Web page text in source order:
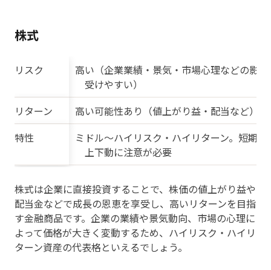
株式
リスク
高い（企業業績・景気・市場心理などの影
受けやすい）
リターン
高い可能性あり（値上がり益・配当など）
特性
ミドル〜ハイリスク・ハイリターン。短期的
上下動に注意が必要
株式は企業に直接投資することで、株価の値上がり益や
配当金などで成長の恩恵を享受し、高いリターンを目指
す金融商品です。企業の業績や景気動向、市場の心理に
よって価格が大きく変動するため、ハイリスク・ハイリ
ターン資産の代表格といえるでしょう。